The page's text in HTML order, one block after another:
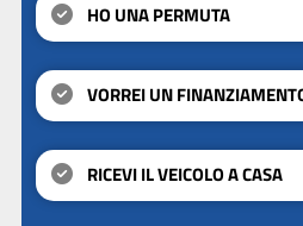
HO UNA PERMUTA
VORREI UN
RICEVI IL VEICOLO A CASA